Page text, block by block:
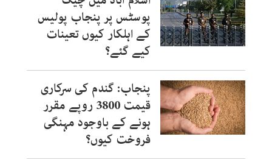
پوسٹس پر پنجاب پولیس
کے اہلکار کیوں تعینات
کیے گئے؟
پنجاب: گندم کی سرکاری
قیمت 3800 روپے مقرر
ہونے کے باوجود مہنگی
فروخت کیوں؟